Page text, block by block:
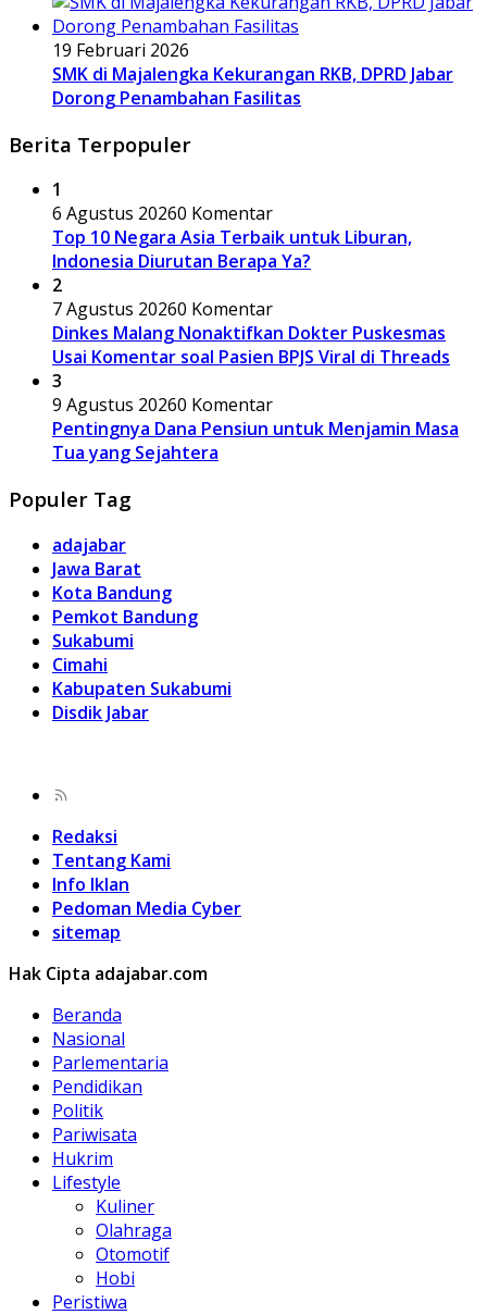
19 Februari 2026
SMK di Majalengka Kekurangan RKB, DPRD Jabar
Dorong Penambahan Fasilitas
Berita Terpopuler
1
6 Agustus 20260 Komentar
Top 10 Negara Asia Terbaik untuk Liburan,
Indonesia Diurutan Berapa Ya?
2
7 Agustus 20260 Komentar
Dinkes Malang Nonaktifkan Dokter Puskesmas
Usai Komentar soal Pasien BPJS Viral di Threads
3
9 Agustus 20260 Komentar
Pentingnya Dana Pensiun untuk Menjamin Masa
Tua yang Sejahtera
Populer Tag
adajabar
Jawa Barat
Kota Bandung
Pemkot Bandung
Sukabumi
Cimahi
Kabupaten Sukabumi
Disdik Jabar
Redaksi
Tentang Kami
Info Iklan
Pedoman Media Cyber
sitemap
Hak Cipta adajabar.com
Beranda
Nasional
Parlementaria
Pendidikan
Politik
Pariwisata